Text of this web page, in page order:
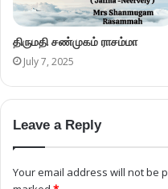
திருமதி சண்முகம் ராசம்மா
July 7, 2025
Leave a Reply
Your email address will not be